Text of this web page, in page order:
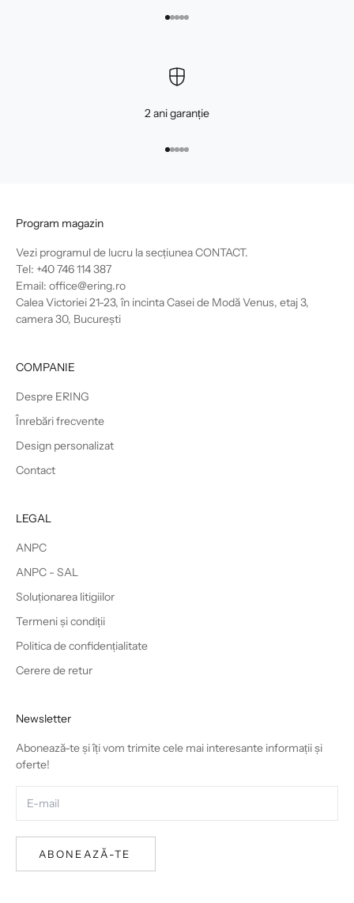
Mergi la articolul 1
Mergi la articolul 2
Mergi la articolul 3
Mergi la articolul 4
Mergi la articolul 5
2 ani garanție
Mergi la articolul 1
Mergi la articolul 2
Mergi la articolul 3
Mergi la articolul 4
Mergi la articolul 5
Program magazin
Vezi programul de lucru la secțiuneaCONTACT.
Tel: +40 746 114 387
Email: office@ering.ro
Calea Victoriei 21-23, în incinta Casei de Modă Venus, etaj 3,
camera 30, București
COMPANIE
Despre ERING
Înrebări frecvente
Design personalizat
Contact
LEGAL
ANPC
ANPC - SAL
Soluționarea litigiilor
Termeni și condiții
Politica de confidențialitate
Cerere de retur
Newsletter
Abonează-te și îți vom trimite cele mai interesante informații și
oferte!
ABONEAZĂ-TE